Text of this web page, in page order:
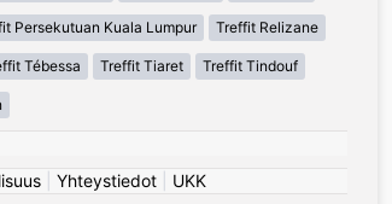
Persekutuan Kuala Lumpur Treffit Relizane
Tébessa Treffit Tiaret Treffit Tindouf
| Yhteystiedot| UKK